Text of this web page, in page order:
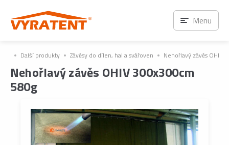
Další produkty Závěsy do dílen, hal a svářoven Nehořlavý závěs OHIV
Nehořlavý závěs OHIV 300x300cm
580g
Ihned k odběru
Menu